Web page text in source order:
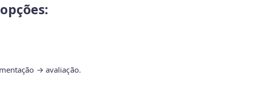
→ avaliação.